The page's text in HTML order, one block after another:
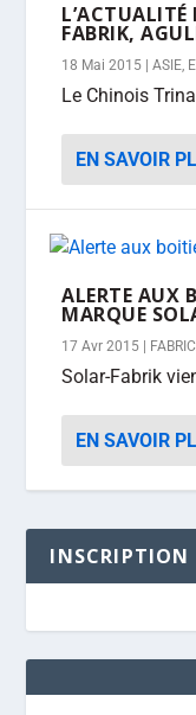
FABRIK,
18 Mai 2015 |ASIE,
Le Chinois
EN SAVOIR
ALERTE AUX
MARQUE
17 Avr 2015
Solar-Fabrik
EN SAVOIR
INSCRIPTION